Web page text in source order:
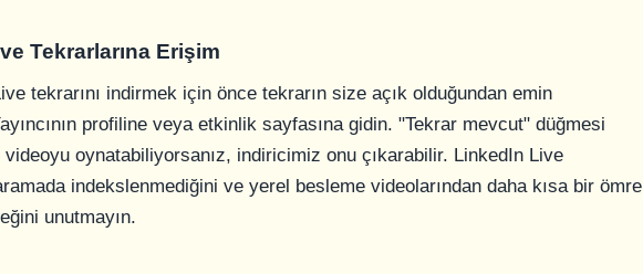
Tekrarlarına Erişim
tekrarını indirmek için önce tekrarın size açık olduğundan emin
profiline veya etkinlik sayfasına gidin. "Tekrar mevcut" düğmesi
oynatabiliyorsanız, indiricimiz onu çıkarabilir. LinkedIn Live
indekslenmediğini ve yerel besleme videolarından daha kısa bir ömre
unutmayın.